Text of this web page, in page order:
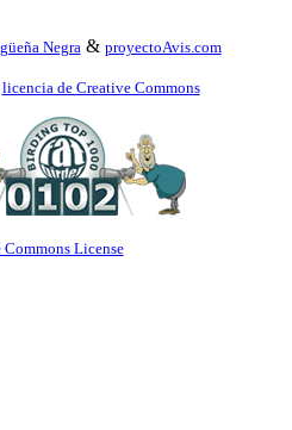
Negra & proyectoAvis.com
licencia de Creative Commons